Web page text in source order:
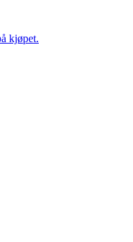
kjøpet.